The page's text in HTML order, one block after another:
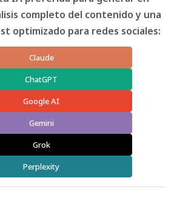
completo del contenido y una
optimizado para redes sociales:
Claude
ChatGPT
Google AI
Gemini
Grok
Perplexity